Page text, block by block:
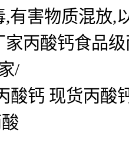
有害物质混放,
家丙酸钙食品
/
酸钙 现货丙酸